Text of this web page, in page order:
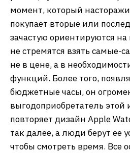
момент, который
покупает вторые или
зачастую ориентируются
не стремятся взять самые-
не в цене, а в
функций. Более того,
бюджетные часы, он
выгодоприобретатель этой
повторяет дизайн Apple
так далее, а люди берут ее
чтобы смотреть время. Все